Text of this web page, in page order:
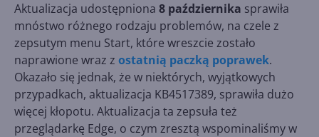
Aktualizacja udostępniona 8 października sprawiła
mnóstwo różnego rodzaju problemów, na czele z
zepsutym menu Start, które wreszcie zostało
naprawione wraz z ostatnią paczką poprawek.
Okazało się jednak, że w niektórych, wyjątkowych
przypadkach, aktualizacja KB4517389, sprawiła dużo
więcej kłopotu. Aktualizacja ta zepsuła też
przeglądarkę Edge, o czym zresztą wspominaliśmy w